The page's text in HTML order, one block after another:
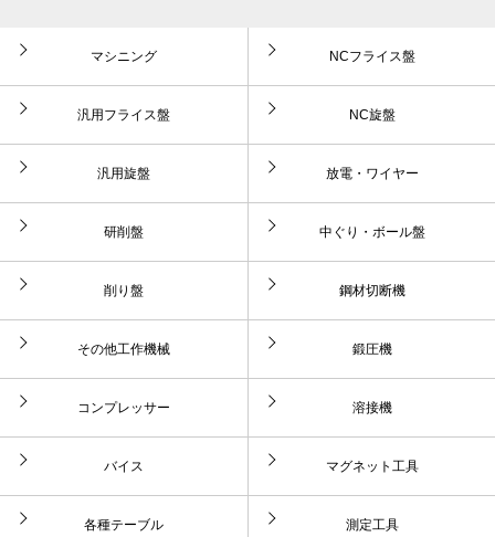
マシニング NCフライス盤
汎用フライス盤 NC旋盤
汎用旋盤 放電・ワイヤー
研削盤 中ぐり・ボール盤
削り盤 鋼材切断機
その他工作機械 鍛圧機
コンプレッサー 溶接機
バイス マグネット工具
各種テーブル 測定工具